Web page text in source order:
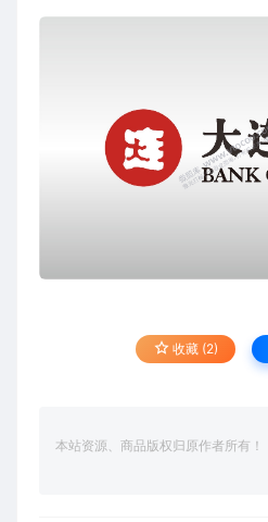
收藏 (2)
本站资源、商品版权归原作者所有！